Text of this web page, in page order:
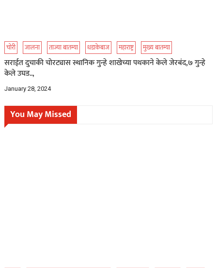
चोरी जालना ताज्या बातम्या धडाकेबाज महाराष्ट्र मुख्य बातम्या
सराईत दुचाकी चोरट्यास स्थानिक गुन्हे शाखेच्या पथकाने केले जेरबंद,७ गुन्हे
केले उघड..,
January 28, 2024
You May Missed